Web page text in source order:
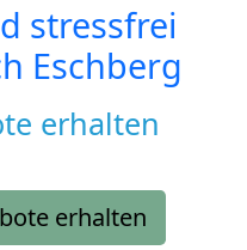
stressfrei
Eschberg
erhalten
erhalten